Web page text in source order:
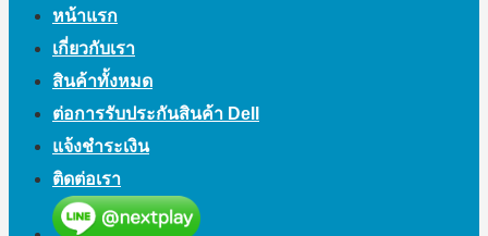
หน้าแรก
เกี่ยวกับเรา
สินค้าทั้งหมด
ต่อการรับประกันสินค้า Dell
แจ้งชำระเงิน
ติดต่อเรา